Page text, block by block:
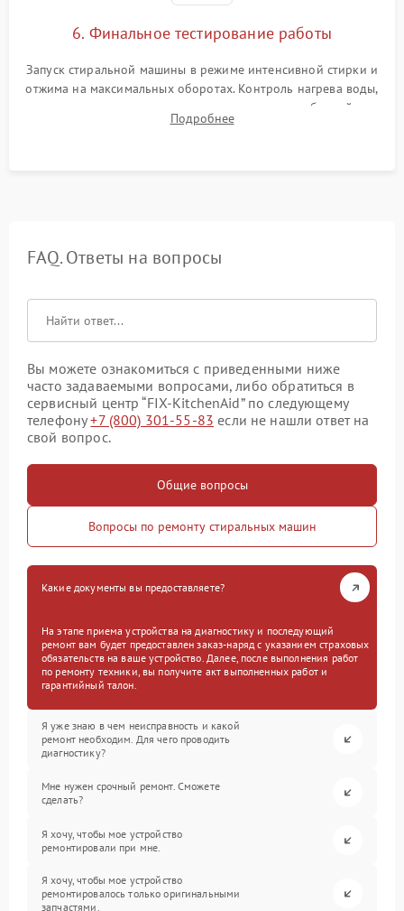
6. Финальное тестирование работы
Запуск стиральной машины в режиме интенсивной стирки и
отжима на максимальных оборотах. Контроль нагрева воды,
корректности слива, отсутствия излишних вибраций,
посторонних стуков и протечек под корпусом.
Подробнее
FAQ. Ответы на вопросы
Вы можете ознакомиться с приведенными ниже
часто задаваемыми вопросами, либо обратиться в
сервисный центр “FIX-KitchenAid” по следующему
телефону+7 (800) 301-55-83 если не нашли ответ на
свой вопрос.
Общие вопросы
Вопросы по ремонту стиральных машин
Какие документы вы предоставляете?
На этапе приема устройства на диагностику и последующий
ремонт вам будет предоставлен заказ-наряд с указанием страховых
обязательств на ваше устройство. Далее, после выполнения работ
по ремонту техники, вы получите акт выполненных работ и
гарантийный талон.
Я уже знаю в чем неисправность и какой
ремонт необходим. Для чего проводить
диагностику?
Мне нужен срочный ремонт. Сможете
сделать?
Я хочу, чтобы мое устройство
ремонтировали при мне.
Я хочу, чтобы мое устройство
ремонтировалось только оригинальными
запчастями.